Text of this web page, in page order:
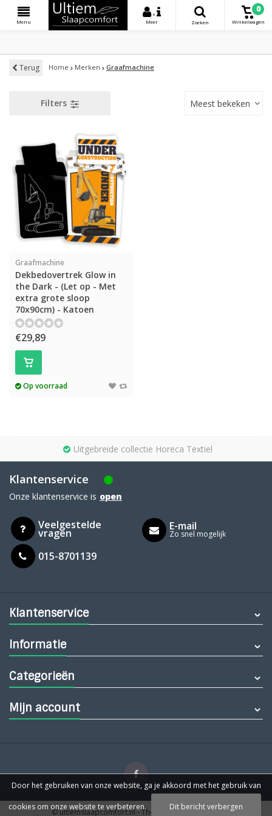
Menu
+
Meer
Zoeken
0
Winkelwagen
Terug Home Merken Graafmachine
Filters Meest bekeken
Graafmachine
Dekbedovertrek Glow in
the Dark - (Let op - Met
extra grote sloop
70x90cm) - Katoen
€29,89
Op voorraad
Uitgebreide collectie Horeca Textiel
Klantenservice
Onze klantenservice is open
Veelgestelde
vragen
015-8701139
E-mail
Zo snel mogelijk
Klantenservice
Informatie
Categorieën
Mijn account
© ultiemslaapcomfort.nl- Theme byWebdinge.nl
Door het gebruiken van onze website, ga je akkoord met het gebruik van
cookies om onze website te verbeteren. Dit bericht verbergen